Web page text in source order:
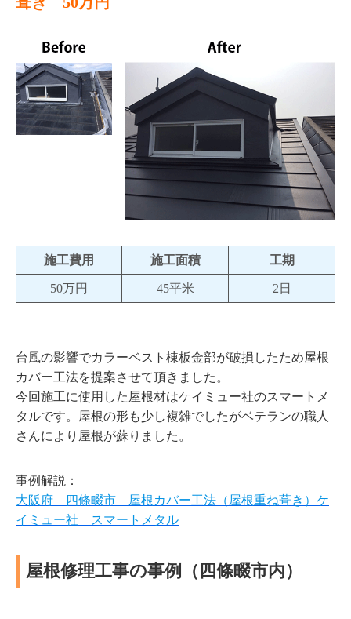
施工費用 施工面積 工期
50万円 45平米 2日
台風の影響でカラーベスト棟板金部が破損したため屋根
カバー工法を提案させて頂きました。
今回施工に使用した屋根材はケイミュー社のスマートメ
タルです。屋根の形も少し複雑でしたがベテランの職人
さんにより屋根が蘇りました。
事例解説：
大阪府 四條畷市 屋根カバー工法（屋根重ね葺き）ケ
イミュー社 スマートメタル
屋根修理工事の事例（四條畷市内）